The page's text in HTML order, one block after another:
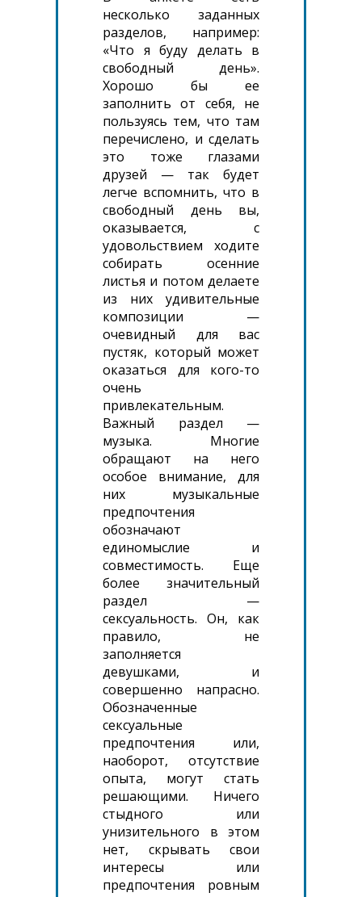
несколько заданных
разделов, например:
«Что я буду делать в
свободный день».
Хорошо бы ее
заполнить от себя, не
пользуясь тем, что там
перечислено, и сделать
это тоже глазами
друзей — так будет
легче вспомнить, что в
свободный день вы,
оказывается, с
удовольствием ходите
собирать осенние
листья и потом делаете
из них удивительные
композиции —
очевидный для вас
пустяк, который может
оказаться для кого-то
очень
привлекательным.
Важный раздел —
музыка. Многие
обращают на него
особое внимание, для
них музыкальные
предпочтения
обозначают
единомыслие и
совместимость. Еще
более значительный
раздел —
сексуальность. Он, как
правило, не
заполняется
девушками, и
совершенно напрасно.
Обозначенные
сексуальные
предпочтения или,
наоборот, отсутствие
опыта, могут стать
решающими. Ничего
стыдного или
унизительного в этом
нет, скрывать свои
интересы или
предпочтения ровным